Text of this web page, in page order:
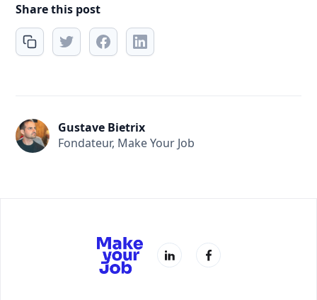
Share this post
Gustave Bietrix
Fondateur, Make Your Job